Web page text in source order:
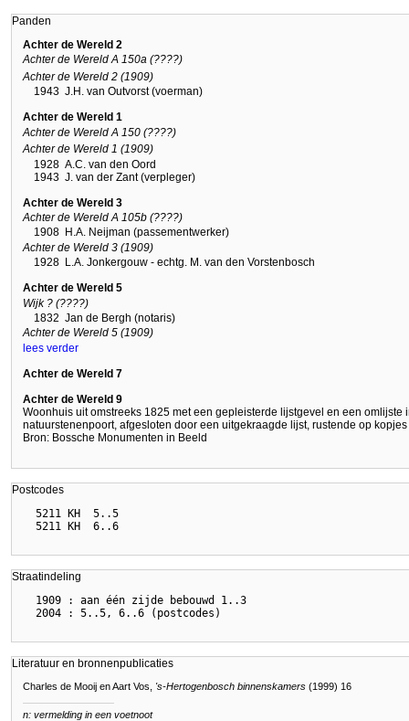
Panden
Achter de Wereld 2
Achter de Wereld A 150a (????)
Achter de Wereld 2 (1909)
1943 J.H. van Outvorst (voerman)
Achter de Wereld 1
Achter de Wereld A 150 (????)
Achter de Wereld 1 (1909)
1928 A.C. van den Oord
1943 J. van der Zant (verpleger)
Achter de Wereld 3
Achter de Wereld A 105b (????)
1908 H.A. Neijman (passementwerker)
Achter de Wereld 3 (1909)
1928 L.A. Jonkergouw - echtg. M. van den Vorstenbosch
Achter de Wereld 5
Wijk ? (????)
1832 Jan de Bergh (notaris)
Achter de Wereld 5 (1909)
lees verder
Achter de Wereld 7
Achter de Wereld 9
Woonhuis uit omstreeks 1825 met een gepleisterde lijstgevel en een
natuurstenenpoort, afgesloten door een uitgekraagde lijst, rustende op
Bron: Bossche Monumenten in Beeld
Postcodes
  5211 KH  5..5
Straatindeling
  1909 : aan één zijde bebouwd 1..3
Literatuur en bronnenpublicaties
Charles de Mooij en Aart Vos, 's-Hertogenbosch binnenskamers (1999) 16
n: vermelding in een voetnoot